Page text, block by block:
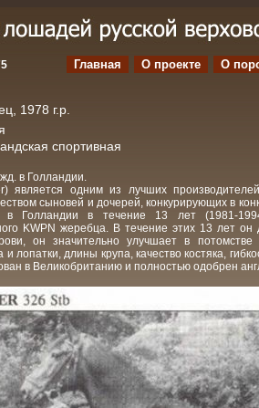
Главная О проекте O
1978 г.р.
спортивная
в Голландии.
является одним из лучших
сыновей и дочерей, конкурирующих в
в Голландии в течение 13 лет (1981-
KWPN жеребца. В течение этих 13 лет
он значительно улучшает в
и лопатки, длины крупа, качество костяка,
в Великобританию и полностью одобрен